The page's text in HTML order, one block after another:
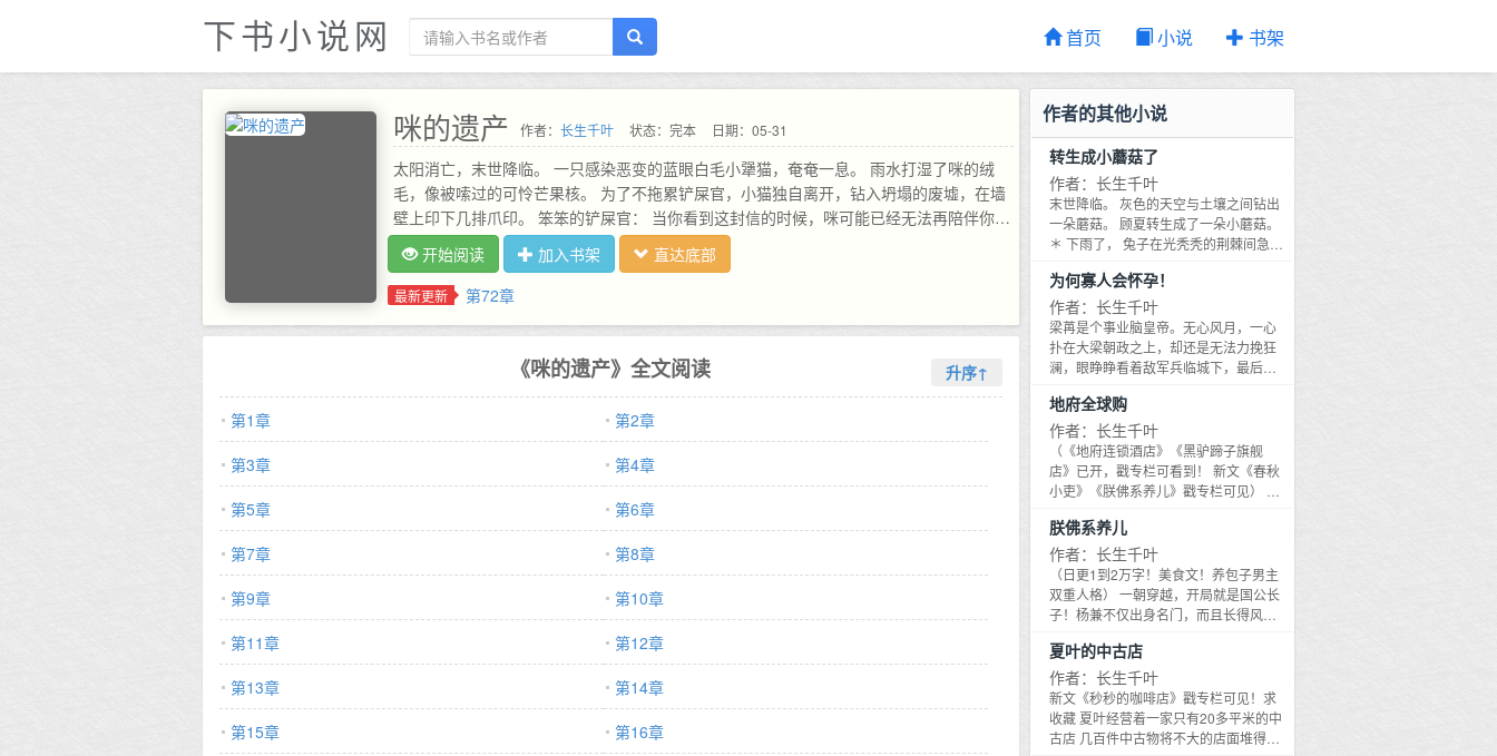
下书小说网 首页 小说 书架
咪的遗产 作者： 长生千叶 状态：完本 日期：05-31
太阳消亡，末世降临。 一只感染恶变的蓝眼白毛小犟猫，奄奄一息。 雨水打湿了咪的绒
毛，像被嗦过的可怜芒果核。 为了不拖累铲屎官，小猫独自离开，钻入坍塌的废墟，在墙
壁上印下几排爪印。 笨笨的铲屎官： 当你看到这封信的时候，咪可能已经无法再陪伴你
了。 把咪的罐头，分给有需要的流浪猫。咪的皮筋、小球和阿贝贝，都藏在洗手间马桶水
箱后面。如果有人能代替咪保护咪笨笨的铲屎官，咪愿意把最喜欢的阿贝贝送给他。 人，
咪只是偶尔在爱你和骗吃骗喝之间左右摇摆。 人，咪走以后不要伤心，只哭一下下就好。
后一行歪歪扭扭的爪印，脏兮兮的小白爪滑落，终于无力的闭上湛蓝色的眼睛，结束了短
暂的一生 再次睁开眼睛，没有温暖的毛皮，没有锋利的爪子，就连让铲屎官迷恋的粉色小
肉垫也不翼而飞。 咪转生成了两脚兽！ 漂亮乖巧的少年饥肠辘辘，南知蹲在安全区外咆哮
浑浊的瀑布边，盯着长满72颗牙齿的变异鲷鱼流口水。 鱼，是小鱼干 早知道就不把所有的
罐罐都分给其他猫，应该藏一些的。 为了填饱肚子，少年踏入末日重建中的人类城市。 只
要找到昔日的铲屎官，就会有吃不完的冻干和罐罐，玩不完的纸箱和小球，但 猫的视觉与
常人不同，俗称脸盲症，看谁长得都一样。 问题不大！咪的铲屎官留着傻傻的刘海，戴着
厚厚的眼镜，圆肩驼背，说话结巴，内向自卑还容易脸红，要素太多即使是脸盲症也能一
眼认出。 南知信心满满，直到看到第九特区的最高领袖，高大挺拔，宽肩窄腰，如救世主
神一般保护着人类最后一座地上城。 将军一丝不苟的军装腰间，格格不入的佩戴着一只跳
人？？？ 那么问题来了，怎么才能让将军接受，他死去的小猫转生成两脚兽的事实？ 南知
飞扑过去，用嘴努子拱拱他，咪决定给予他猫界最高的礼节。 漂亮少年将白皙的右手伸到
将军面前：允许你闻咪的爪子三秒钟。 从此，咪过上了72颗尖牙变异鲷鱼吃到饱、五颜六
色爆浆小球（恶变怪物眼珠）随便玩、霸占第九特区最高领袖大床等等，的日子。 南知郑
重声明：原则上，小猫是不上床的！ 都怪笨笨的铲屎官变异得太过狡猾，在枕头上，和他
胸围115的大胸上涂满了猫薄荷，咪才会不慎上床！…
开始阅读 加入书架 直达底部
最新更新 第72章
《咪的遗产》全文阅读 升序↑
第1章
第2章
第3章
第4章
第5章
第6章
第7章
第8章
第9章
第10章
第11章
第12章
第13章
第14章
第15章
第16章
作者的其他小说
转生成小蘑菇了
作者：长生千叶
末世降临。 灰色的天空与土壤之间钻出
一朵蘑菇。 顾夏转生成了一朵小蘑菇。
＊ 下雨了， 兔子在光秃秃的荆棘间急
石头消融。 可怜的兔子发现一朵挺拔饱
满的蘑菇，抱着耳朵跳到伞盖下躲雨。
雨停了，兔子得救了。离开之前，兔子
吃掉了蘑菇半朵伞盖。 顾夏转生成一朵
小蘑菇，没有手脚没有眼睛，醒来就少
兔子抽搐着倒在旁边，皮毛一点点变
冷，开始散发着腐败的味道。 刺鼻酸
臭，对于一朵腐食蘑菇来说，却是诱人
致命的吸引。 顾夏舔了舔不存在的嘴
巴，雪白的菌丝包裹住死掉的兔子。 末
世的兔子，尝起来是果木烤鸭的味道。
填饱肚子，意外获得兔子优越的听力。
顾夏能听到下雨的声音，日出日落的声
音，死亡降临的声音。 第二日， 雪白的
菌丝四处摸索着，运气真好，顾夏吃到
了一小份木薯糖水，稠糊糊糯叽叽，香
甜Q弹。 饱餐之后，他获得了蜗牛很差
很差的视力。 顾夏眯着他重见光明的近
视眼，灵魂深处发出疑问： 我刚才吃的
是这只花壳大蜗牛吗？ 想吐但没嘴。 绝
食数日之后，小蘑菇开始重新觅食， 这
次发现一只大野猪。 顾夏挪动着菌丝，
八百度近视的视线盯着野猪看了半天，
为何寡人会怀孕！
作者：长生千叶
梁苒是个事业脑皇帝。无心风月，一心
扑在大梁朝政之上，却还是无法力挽狂
澜，眼睁睁看着敌军兵临城下，最后落
吧。 重生后 恭喜获得【宏图霸业】系
统。 系统告诉他，梁苒之所以无法称
霸，是因为没、有、儿、子！ 梁苒：？
系统：根据大数据分析，您的长子骁勇
善战，可以帮助大梁开疆扩土；您的次
三子口灿莲花，出使四方万国来贺；您
的四子妙笔丹青，带动大梁文娱潮流；
您的五子 身为一国之君，开后宫生孩子
还不容易？梁苒准备放飞自我，广招三
千佳丽，醒掌天下权，醉卧美人膝！ 直
到有一天，梁苒发现所谓的儿子，需要
他亲自生。 且，儿子另外一个父亲，必
须是当年兵临城下，与梁苒不共戴天的
敌国皇帝！ 系统：正在为您分析身为一
个皇帝，如何借种敌国皇帝。 *** 梁苒重
生而来，彼时不可一世的敌国皇帝，正
在大梁荒凉的离宫中做质子。 可怜兮兮
地府全球购
作者：长生千叶
（《地府连锁酒店》《黑驴蹄子旗舰
店》已开，戳专栏可看到！ 新文《春秋
小吏》《朕佛系养儿》戳专栏可见） 安
价格美好。 买家秀A：这家店的空运奶
油大草莓很甜，每天吃蜡烛香油，偶尔
改善伙食不错，无限回购！ 买家秀B：
他家代购的粉底超好用，水光肌，比孟
婆研制的忘川超模粉底还要好用！ 买家
阴曹地府，颜值能进TOP3！ * 安阳：地
府全球购了解一下 安阳：店铺里没有的
宝贝也可代，请问亲亲需要代什么？ 北
冥十四：代孕，找你 安阳： 1.灵异，甜
文，轻松 2.1V1，多CP，CP狂魔 3.日
更，入V日更1-2万字 4.非种田文！此文
朕佛系养儿
作者：长生千叶
（日更1到2万字！美食文！养包子男主
双重人格） 一朝穿越，开局就是国公长
子！杨兼不仅出身名门，而且长得风流
与世无争的富二代，有事喝喝酒，没事
遛遛鸟，花钱如流水，醉卧美人膝。美
人没卧到，杨兼却毫无征兆的喜当爹 看
着肉肉的面瘫脸小豆包，喜当爹也没什
么，家里有钱，养个儿子还不容易？ 直
夏叶的中古店
作者：长生千叶
新文《秒秒的咖啡店》戳专栏可见！求
收藏 夏叶经营着一家只有20多平米的中
古店 几百件中古物将不大的店面堆得满